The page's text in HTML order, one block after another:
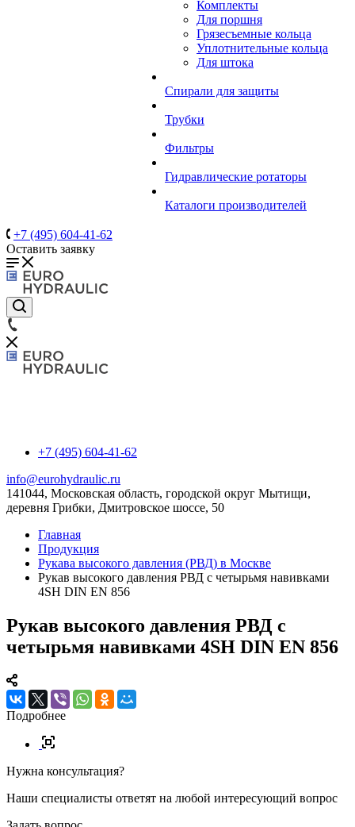
Комплекты
Для поршня
Грязесъемные кольца
Уплотнительные кольца
Для штока
Спирали для защиты
Трубки
Фильтры
Гидравлические ротаторы
Каталоги производителей
+7 (495) 604-41-62
Оставить заявку
+7 (495) 604-41-62
info@eurohydraulic.ru
141044, Московская область, городской округ Мытищи,
деревня Грибки, Дмитровское шоссе, 50
Главная
Продукция
Рукава высокого давления (РВД) в Москве
Рукав высокого давления РВД с четырьмя навивками
4SH DIN EN 856
Рукав высокого давления РВД с
четырьмя навивками 4SH DIN EN 856
Подробнее
Нужна консультация?
Наши специалисты ответят на любой интересующий вопрос